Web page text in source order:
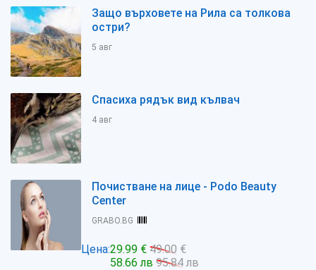
Защо върховете на Рила са толкова
остри?
5 авг
Спасиха рядък вид кълвач
4 авг
Почистване на лице - Podo Beauty
Center
GRABO.BG
Цена:29.99 € 49.00 €
58.66 лв 95.84 лв